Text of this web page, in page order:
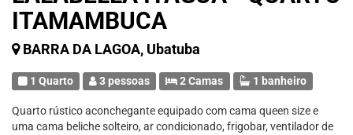
ITAMAMBUCA
BARRA DA LAGOA, Ubatuba
1 Quarto 3 pessoas 2 Camas 1 banheiro
Quarto rústico aconchegante equipado com cama queen size e
uma cama beliche solteiro, ar condicionado, frigobar, ventilador de